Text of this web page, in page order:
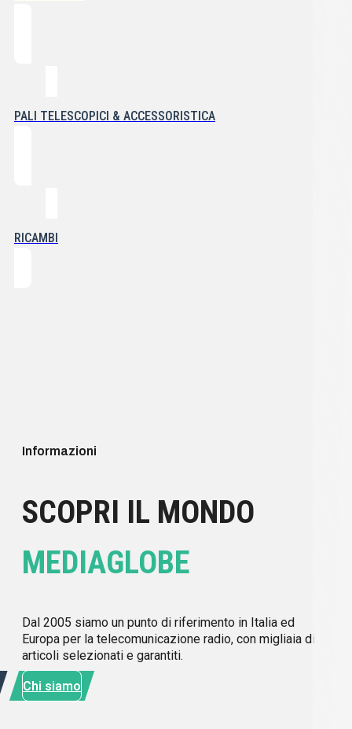
PALI TELESCOPICI & ACCESSORISTICA
RICAMBI
Informazioni
SCOPRI IL MONDO
MEDIAGLOBE
Dal 2005 siamo un punto di riferimento in Italia ed
Europa per la telecomunicazione radio, con migliaia di
articoli selezionati e garantiti.
Chi siamo